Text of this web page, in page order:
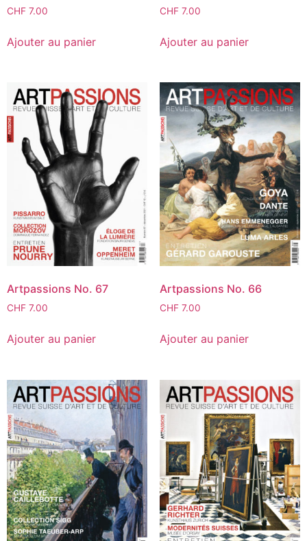
CHF 7.00
Ajouter au panier
CHF7.00
Ajouter au panier
Artpassions No. 67
CHF 7.00
Ajouter au panier
Artpassions No. 66
CHF7.00
Ajouter au panier